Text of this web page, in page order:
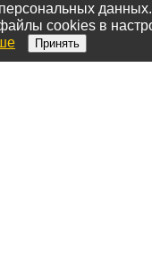
данных.
cookies в
Принять